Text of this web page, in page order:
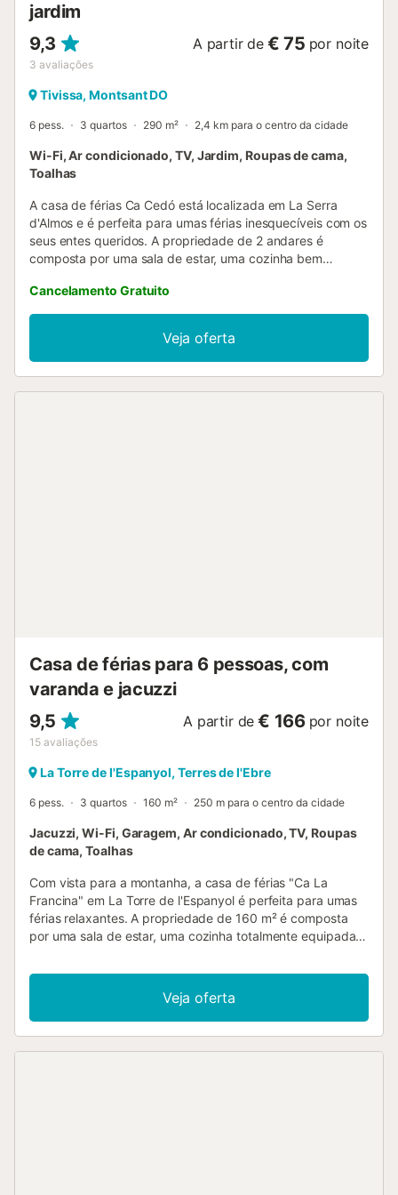
jardim
9,3
3 avaliações
A partir de € 75 por noite
Tivissa, Montsant DO
6 pess. 3 quartos 290 m² 2,4 km para o centro da cidade
Wi-Fi, Ar condicionado, TV, Jardim, Roupas de cama,
Toalhas
A casa de férias Ca Cedó está localizada em La Serra
d'Almos e é perfeita para umas férias inesquecíveis com os
seus entes queridos. A propriedade de 2 andares é
composta por uma sala de estar, uma cozinha bem
acomodar 6 pessoas. As comodidades adicionais incluem
Wi-Fi de alta velocidade (adequado para chamadas de
vídeo) com um espaço de trabalho dedicado para
escritório em casa, uma televisão, ar condicionado, uma
ventoinha, uma máquina de lavar roupa, bem como livros e
Cancelamento Gratuito
Veja oferta
Casa de férias para 6 pessoas, com
varanda e jacuzzi
9,5
15 avaliações
A partir de € 166 por noite
La Torre de l'Espanyol, Terres de l'Ebre
6 pess. 3 quartos 160 m² 250 m para o centro da cidade
Jacuzzi, Wi-Fi, Garagem, Ar condicionado, TV, Roupas
de cama, Toalhas
Com vista para a montanha, a casa de férias "Ca La
Francina" em La Torre de l'Espanyol é perfeita para umas
férias relaxantes. A propriedade de 160 m² é composta
por uma sala de estar, uma cozinha totalmente equipada
banho e pode, portanto, acomodar 7 pessoas. As
comodidades adicionais incluem acesso Wi-Fi (adequado
para chamadas de vídeo) com um espaço de trabalho
dedicado para escritório em casa, uma televisão
Veja oferta